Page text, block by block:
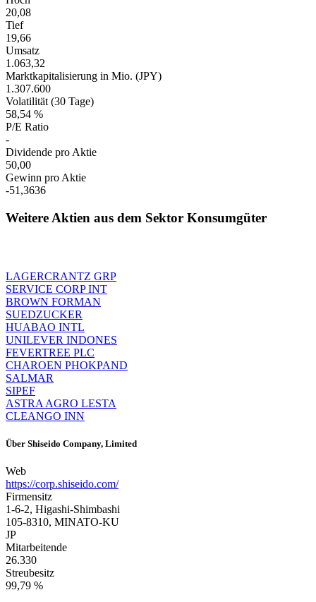
20,08
Tief
19,66
Umsatz
1.063,32
Marktkapitalisierung in Mio. (JPY)
1.307.600
Volatilität (30 Tage)
58,54 %
P/E Ratio
-
Dividende pro Aktie
50,00
Gewinn pro Aktie
-51,3636
Weitere Aktien aus dem Sektor Konsumgüter
LAGERCRANTZ GRP
SERVICE CORP INT
BROWN FORMAN
SUEDZUCKER
HUABAO INTL
UNILEVER INDONES
FEVERTREE PLC
CHAROEN PHOKPAND
SALMAR
SIPEF
ASTRA AGRO LESTA
CLEANGO INN
Über Shiseido Company, Limited
Web
https://corp.shiseido.com/
Firmensitz
1-6-2, Higashi-Shimbashi
105-8310, MINATO-KU
JP
Mitarbeitende
26.330
Streubesitz
99,79 %